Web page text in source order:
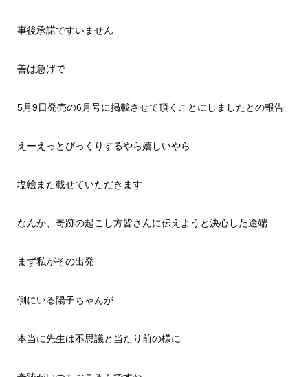
事後承諾ですいません
善は急げで
5月9日発売の6月号に掲載させて頂くことにしましたとの報告
えーえっとびっくりするやら嬉しいやら
塩絵また載せていただきます
なんか、奇跡の起こし方皆さんに伝えようと決心した途端
まず私がその出発
側にいる陽子ちゃんが
本当に先生は不思議と当たり前の様に